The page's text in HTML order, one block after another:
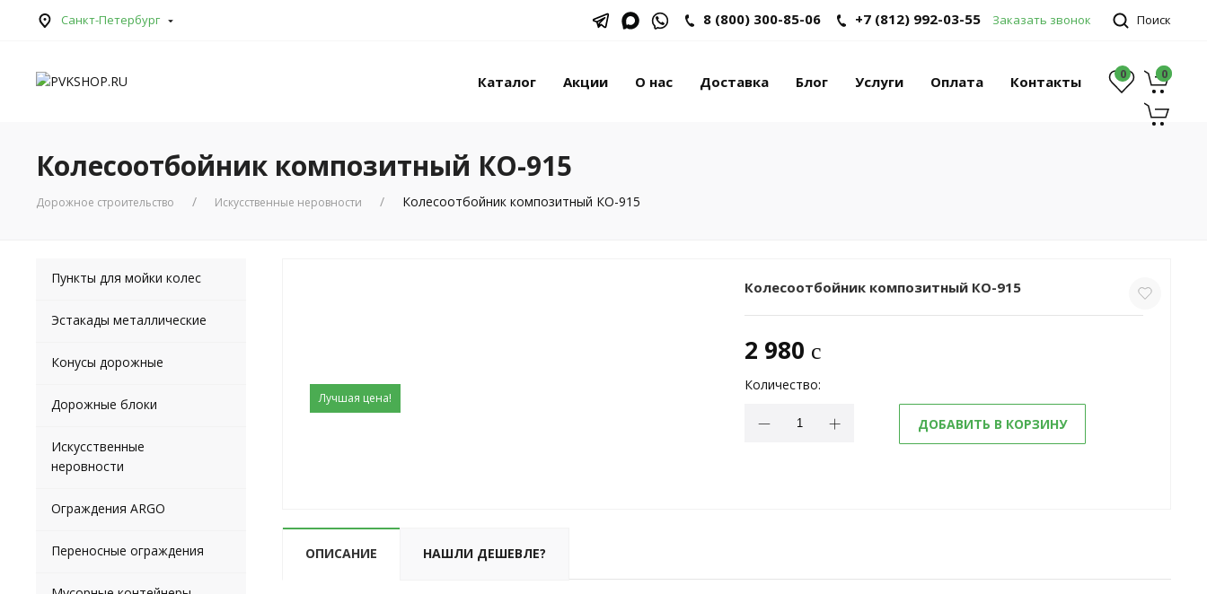
Санкт-Петербург 8 (800) 300-85-06 +7 (812) 992-03-55 Заказать звонок Поиск
Каталог Акции О нас Доставка Блог Услуги Оплата Контакты 0 0
0
Колесоотбойник композитный КО-915
Дорожное строительство Искусственные неровности Колесоотбойник композитный КО-915
Пункты для мойки колес
Эстакады металлические
Конусы дорожные
Дорожные блоки
Искусственные
неровности
Ограждения ARGO
Переносные ограждения
Лучшая цена!
Колесоотбойник композитный КО-915
2 980 c
Количество:
ДОБАВИТЬ В КОРЗИНУ
ОПИСАНИЕ НАШЛИ ДЕШЕВЛЕ?